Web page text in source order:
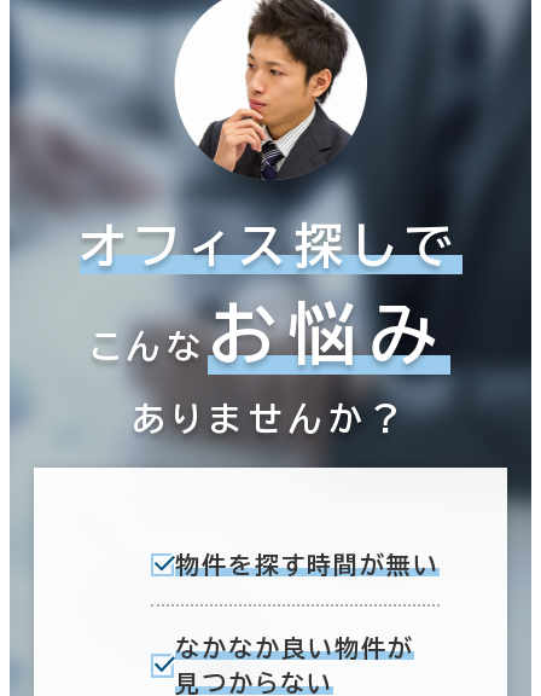
オフィス探しで
こんなお悩み
ありませんか？
物件を探す時間が無い
なかなか良い物件が
見つからない